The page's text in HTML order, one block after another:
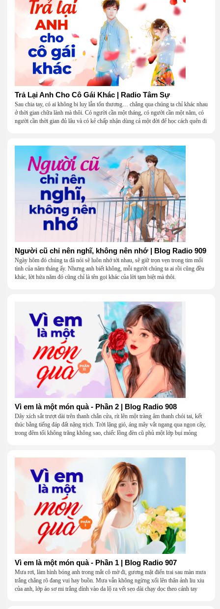
Trả Lại Anh Cho Cô Gái Khác | Radio Tâm Sự
Sau chia tay, có ai không bi luỵ lẫn tổn thương… chẳng qua chúng ta chỉ khác nhau
ở thời gian chữa lành mà thôi. Có người cần một tháng, có người cần một năm, có
người cần thời gian đủ lâu và có kẻ chấp nhận dùng cả một đời để học cách quên đi
Người cũ chỉ nên nghĩ, không nên nhớ | Blog Radio 909
Ngày hôm đó chúng ta đã nói sẽ luôn nhớ tới nhau, sẽ giữ trọn vẹn trong tim mối
tình của năm tháng ấy. Nhưng anh biết không, mỗi người chúng ta ai rồi cũng đều
khác, lời hứa năm đó cũng chỉ là tên gọi khác của lời tạm biệt mà thôi.
Vì em là một món quà - Phần 2 | Blog Radio 908
Dây xích sắt trượt dài trên thanh chắn cửa, rít lên một tràng âm thanh chói tai, kết
thúc bằng tiếng đáp đất nặng trịch. Trời lặng gió, áng mây vắt ngang qua ngọn cây,
trong đêm tối không trăng không sao, chiếc lồng đèn cũ phủ một lớp bụi mỏng
Vì em là một món quà - Phần 1 | Blog Radio 907
Mưa rơi, làm hình bóng anh trong mắt cô mờ đi, gương mặt điển trai sau màn mưa
trắng chẳng rõ đang vui hay buồn. Mưa vẫn không ngừng xối lên thân ảnh liu xiu
của anh, lớp áo sơ mi trắng dính vào da lộ ra vết sẹo dài chạy dọc theo cánh tay